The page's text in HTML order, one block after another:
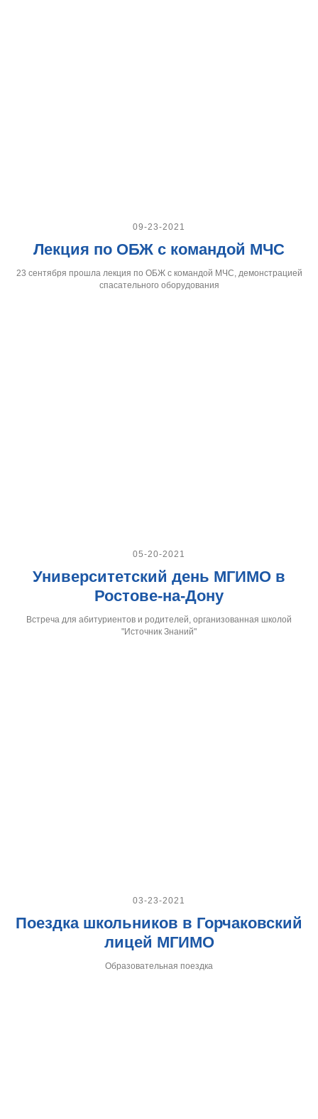
09-23-2021
Лекция по ОБЖ с командой МЧС
23 сентября прошла лекция по ОБЖ с командой МЧС, демонстрацией
спасательного оборудования
05-20-2021
Университетский день МГИМО в
Ростове-на-Дону
Встреча для абитуриентов и родителей, организованная школой
"Источник Знаний"
03-23-2021
Поездка школьников в Горчаковский
лицей МГИМО
Образовательная поездка